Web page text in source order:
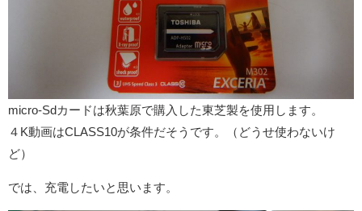
micro-Sdカードは秋葉原で購入した東芝製を使用します。
４K動画はCLASS10が条件だそうです。（どうせ使わないけ
ど）
では、充電したいと思います。